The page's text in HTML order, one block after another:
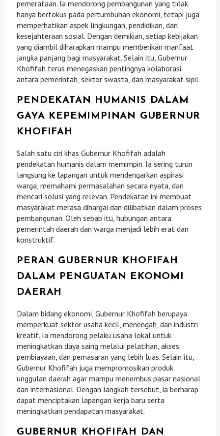
pemerataan. Ia mendorong pembangunan yang tidak
hanya berfokus pada pertumbuhan ekonomi, tetapi juga
memperhatikan aspek lingkungan, pendidikan, dan
kesejahteraan sosial. Dengan demikian, setiap kebijakan
yang diambil diharapkan mampu memberikan manfaat
jangka panjang bagi masyarakat. Selain itu, Gubernur
Khofifah terus menegaskan pentingnya kolaborasi
antara pemerintah, sektor swasta, dan masyarakat sipil.
PENDEKATAN HUMANIS DALAM
GAYA KEPEMIMPINAN GUBERNUR
KHOFIFAH
Salah satu ciri khas Gubernur Khofifah adalah
pendekatan humanis dalam memimpin. Ia sering turun
langsung ke lapangan untuk mendengarkan aspirasi
warga, memahami permasalahan secara nyata, dan
mencari solusi yang relevan. Pendekatan ini membuat
masyarakat merasa dihargai dan dilibatkan dalam proses
pembangunan. Oleh sebab itu, hubungan antara
pemerintah daerah dan warga menjadi lebih erat dan
konstruktif.
PERAN GUBERNUR KHOFIFAH
DALAM PENGUATAN EKONOMI
DAERAH
Dalam bidang ekonomi, Gubernur Khofifah berupaya
memperkuat sektor usaha kecil, menengah, dan industri
kreatif. Ia mendorong pelaku usaha lokal untuk
meningkatkan daya saing melalui pelatihan, akses
pembiayaan, dan pemasaran yang lebih luas. Selain itu,
Gubernur Khofifah juga mempromosikan produk
unggulan daerah agar mampu menembus pasar nasional
dan internasional. Dengan langkah tersebut, ia berharap
dapat menciptakan lapangan kerja baru serta
meningkatkan pendapatan masyarakat.
GUBERNUR KHOFIFAH DAN